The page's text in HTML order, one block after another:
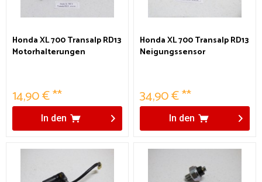
Honda XL 700 Transalp RD13
Motorhalterungen
14,90 € **
In den
Honda XL 700 Transalp RD13
Neigungssensor
34,90 € **
In den